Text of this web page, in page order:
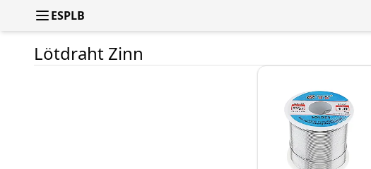
ESPLB
Lötdraht Zinn